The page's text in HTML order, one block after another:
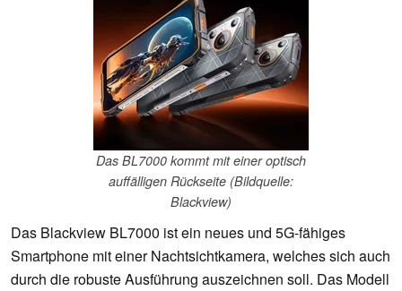
Das BL7000 kommt mit einer optisch
auffälligen Rückseite (Bildquelle:
Blackview)
Das Blackview BL7000 ist ein neues und 5G-fähiges
Smartphone mit einer Nachtsichtkamera, welches sich auch
durch die robuste Ausführung auszeichnen soll. Das Modell